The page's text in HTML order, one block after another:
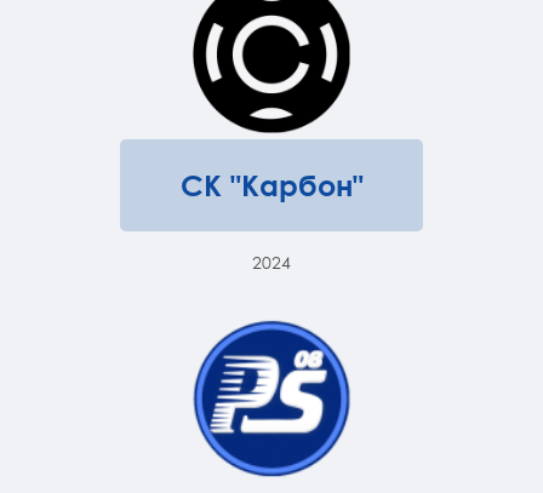
СК "Карбон"
2024